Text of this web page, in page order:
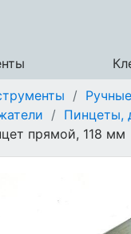
/
/ Пинцеты,
прямой, 118 мм